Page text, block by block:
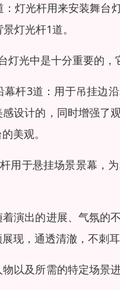
：灯光杆用来安装舞
灯光杆1道。
灯光中是十分重要的
幕杆3道：用于吊挂边
设计的，同时增强了
美观。
杆用于悬挂场景景幕，
演出的进展、气氛的
现，通透清澈，不刺
以及所需的特定场景